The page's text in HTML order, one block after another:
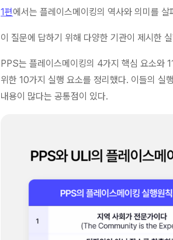
1편에서는 플레이스메이킹의 역사와 의미를 살
이 질문에 답하기 위해 다양한 기관이 제시한
PPS는 플레이스메이킹의 4가지 핵심 요소와
위한 10가지 실행 요소를 정리했다. 이들의 실
내용이 많다는 공통점이 있다.